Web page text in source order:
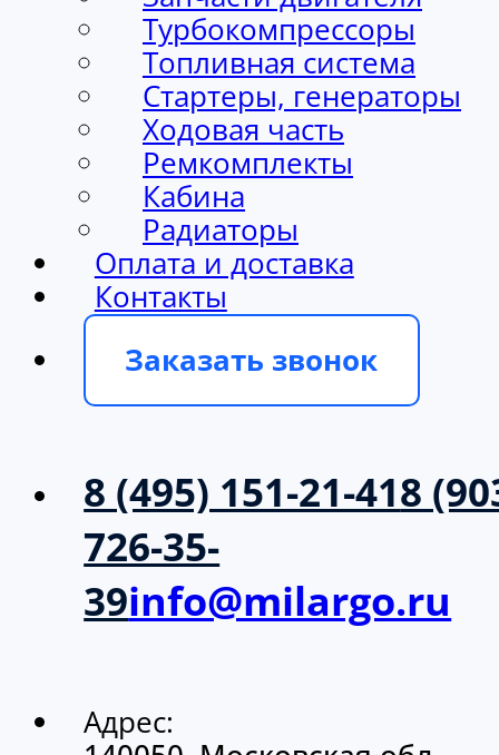
Турбокомпрессоры
Топливная система
Стартеры, генераторы
Ходовая часть
Ремкомплекты
Кабина
Радиаторы
Оплата и доставка
Контакты
Заказать звонок
8 (495) 151-21-418
726-35-
39info@milargo.ru
Адрес: